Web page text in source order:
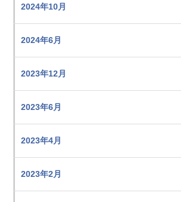
2024年10月
2024年6月
2023年12月
2023年6月
2023年4月
2023年2月